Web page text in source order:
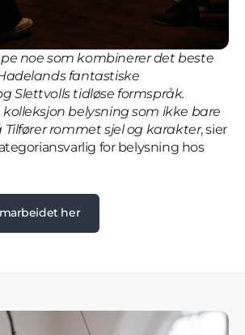
noe som kombinerer det beste
fantastiske
Slettvolls tidløse formspråk.
belysning som ikke bare
Tilfører rommet sjel og karakter, sier
for belysning hos
her